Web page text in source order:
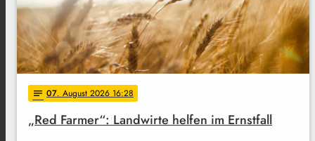
notes 07. August 2026 16:28
„Red Farmer“: Landwirte helfen im Ernstfall